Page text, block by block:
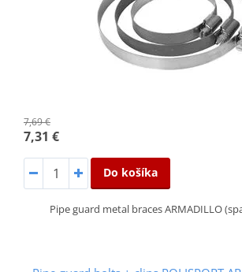
7,69 €
7,31 €
Do košíka
Pipe guard metal braces ARMADILLO